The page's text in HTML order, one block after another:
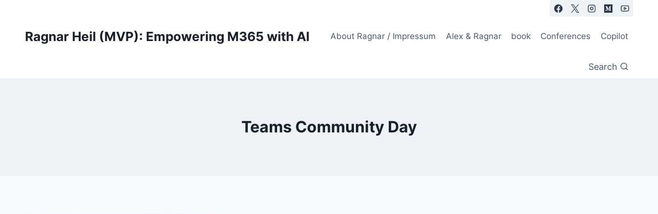
contentRagnar Heil (MVP): Empowering M365 with AI About Ragnar / Impressum Alex & Ragnar book Conferences Copilot
Search
Teams Community Day